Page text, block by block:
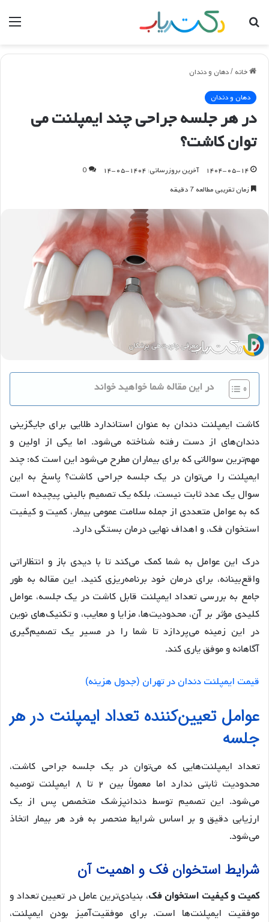
جستجو
خانه /دهان و دندان
دهان و دندان
در هر جلسه جراحی چند ایمپلنت می
توان کاشت؟
۱۴۰۴-۰۵-۱۴ آخرین بروزرسانی: ۱۴۰۴-۰۵-۱۴
0
زمان تقریبی مطالعه 7 دقیقه
در این مقاله شما خواهید خواند
کاشت ایمپلنت دندان به عنوان استاندارد طلایی برای جایگزینی
دندان‌های از دست رفته شناخته می‌شود. اما یکی از اولین و
مهم‌ترین سوالاتی که برای بیماران مطرح می‌شود این است که: چند
ایمپلنت را می‌توان در یک جلسه جراحی کاشت؟ پاسخ به این
سوال یک عدد ثابت نیست، بلکه یک تصمیم بالینی پیچیده است
که به عوامل متعددی از جمله سلامت عمومی بیمار، کمیت و کیفیت
استخوان فک، و اهداف نهایی درمان بستگی دارد.
درک این عوامل به شما کمک می‌کند تا با دیدی باز و انتظاراتی
واقع‌بینانه، برای درمان خود برنامه‌ریزی کنید. این مقاله به طور
جامع به بررسی تعداد ایمپلنت قابل کاشت در یک جلسه، عوامل
کلیدی مؤثر بر آن، محدودیت‌ها، مزایا و معایب، و تکنیک‌های نوین
در این زمینه می‌پردازد تا شما را در مسیر یک تصمیم‌گیری
آگاهانه و موفق یاری کند.
قیمت ایمپلنت دندان در تهران (جدول هزینه)
عوامل تعیین‌کننده تعداد ایمپلنت در هر
جلسه
تعداد ایمپلنت‌هایی که می‌توان در یک جلسه جراحی کاشت،
محدودیت ثابتی ندارد اما معمولاً بین ۲ تا ۸ ایمپلنت توصیه
می‌شود. این تصمیم توسط دندانپزشک متخصص پس از یک
ارزیابی دقیق و بر اساس شرایط منحصر به فرد هر بیمار اتخاذ
می‌شود.
شرایط استخوان فک و اهمیت آن
کمیت و کیفیت استخوان فک، بنیادی‌ترین عامل در تعیین تعداد و
موفقیت ایمپلنت‌ها است. برای موفقیت‌آمیز بودن ایمپلنت،